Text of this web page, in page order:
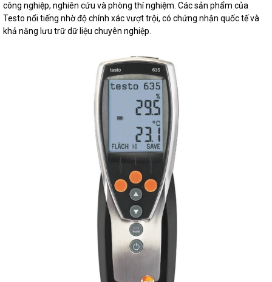
công nghiệp, nghiên cứu và phòng thí nghiệm. Các sản phẩm của
Testo nổi tiếng nhờ độ chính xác vượt trội, có chứng nhận quốc tế và
khả năng lưu trữ dữ liệu chuyên nghiệp.